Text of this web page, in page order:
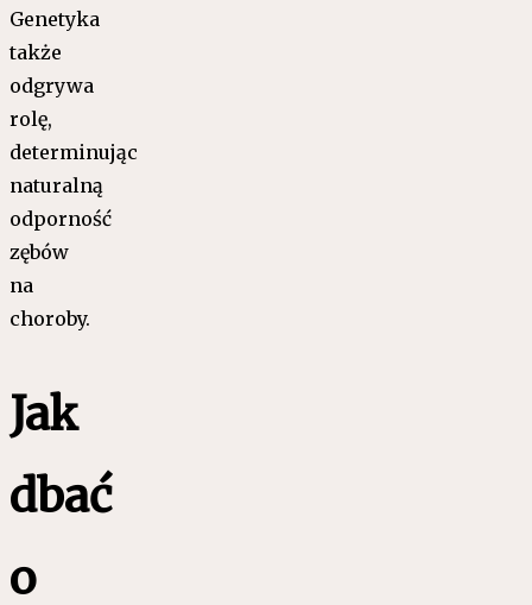
Genetyka
także
odgrywa
rolę,
determinując
naturalną
odporność
zębów
na
choroby.
Jak
dbać
o